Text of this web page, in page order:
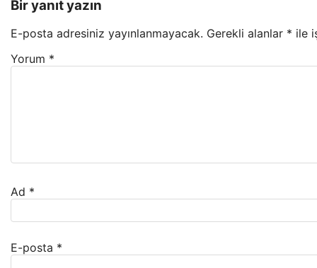
Bir yanıt yazın
E-posta adresiniz yayınlanmayacak. Gerekli alanlar * ile
Yorum *
Ad *
E-posta *